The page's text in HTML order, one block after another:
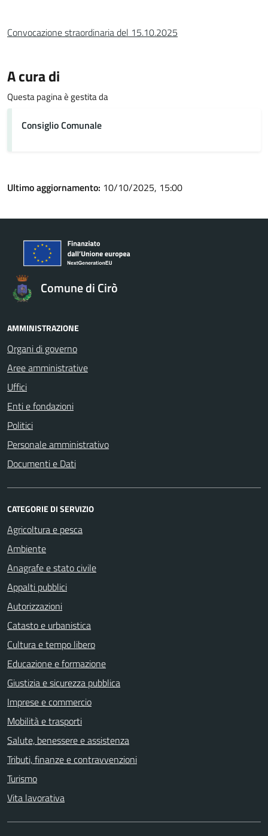
Convocazione straordinaria del 15.10.2025
A cura di
Questa pagina è gestita da
Consiglio Comunale
Ultimo aggiornamento: 10/10/2025, 15:00
Comune di Cirò
AMMINISTRAZIONE
Organi di governo
Aree amministrative
Uffici
Enti e fondazioni
Politici
Personale amministrativo
Documenti e Dati
CATEGORIE DI SERVIZIO
Agricoltura e pesca
Ambiente
Anagrafe e stato civile
Appalti pubblici
Autorizzazioni
Catasto e urbanistica
Cultura e tempo libero
Educazione e formazione
Giustizia e sicurezza pubblica
Imprese e commercio
Mobilità e trasporti
Salute, benessere e assistenza
Tributi, finanze e contravvenzioni
Turismo
Vita lavorativa